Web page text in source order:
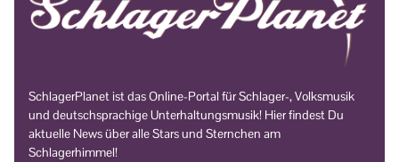
SchlagerPlanet ist das Online-Portal für Schlager-, Volksmusik
und deutschsprachige Unterhaltungsmusik! Hier findest Du
aktuelle News über alle Stars und Sternchen am
Schlagerhimmel!